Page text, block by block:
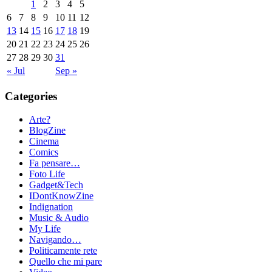
« Jul Sep »
1 2 3 4
5
6
7 8 9 10 11 12
13 14 15 16 17 18 19
20 21 22 23 24 25 26
27 28 29 30 31
Categories
Arte?
BlogZine
Cinema
Comics
Fa pensare…
Foto Life
Gadget&Tech
IDontKnowZine
Indignation
Music & Audio
My Life
Navigando…
Politicamente rete
Quello che mi pare